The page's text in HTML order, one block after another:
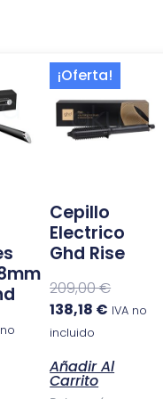
¡Oferta!
Cepillo
Electrico
Ghd Rise
209,00€
El
precio
original
era:
138,18 €
El
precio
actual
es:
IVA no
incluido
Añadir Al
Carrito